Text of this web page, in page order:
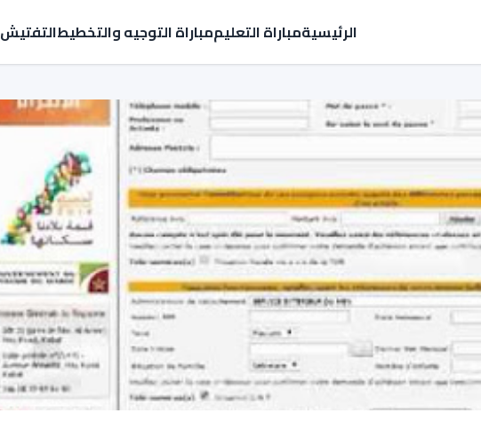
الرئيسيةمباراة التعليممباراة التوجيه والتخطيطالتفتيش